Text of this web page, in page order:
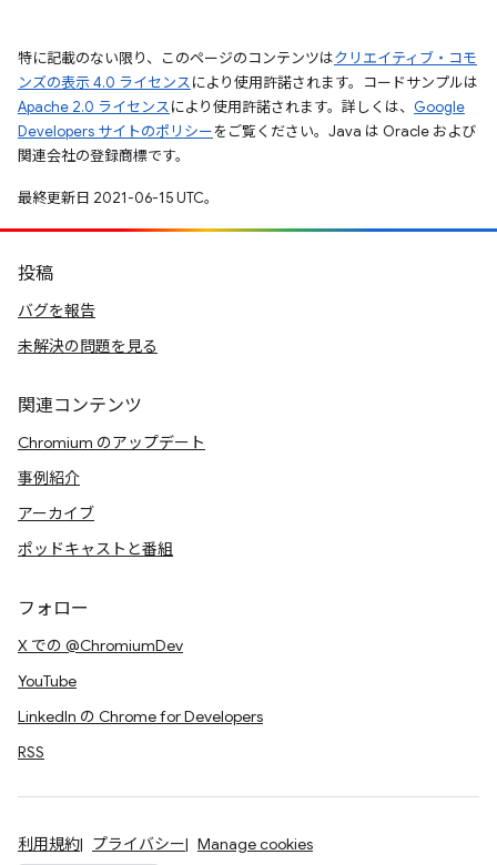
特に記載のない限り、このページのコンテンツはクリエイティブ・コモ
ンズの表示 4.0 ライセンスにより使用許諾されます。コードサンプルは
Apache 2.0 ライセンスにより使用許諾されます。詳しくは、 Google
Developers サイトのポリシーをご覧ください。Java は Oracle および
関連会社の登録商標です。
最終更新日 2021-06-15 UTC。
投稿
バグを報告
未解決の問題を見る
関連コンテンツ
Chromium のアップデート
事例紹介
アーカイブ
ポッドキャストと番組
フォロー
X での @ChromiumDev
YouTube
LinkedIn の Chrome for Developers
RSS
利用規約 プライバシー Manage cookies